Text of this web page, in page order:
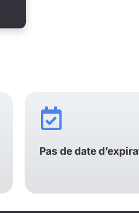
Pas de date